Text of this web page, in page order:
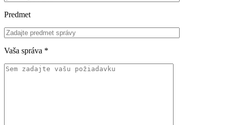
Predmet
Vaša správa *